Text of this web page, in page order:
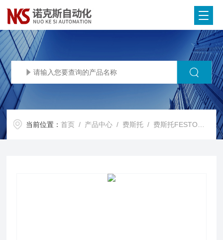
当前位置：首页 / 产品中心 / 费斯托 / 费斯托FESTO电磁阀 /